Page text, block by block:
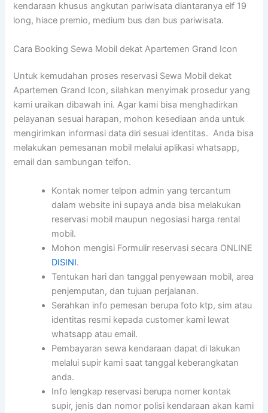
kendaraan khusus angkutan pariwisata diantaranya elf 19
long, hiace premio, medium bus dan bus pariwisata.
Cara Booking Sewa Mobil dekat Apartemen Grand Icon
Untuk kemudahan proses reservasi Sewa Mobil dekat
Apartemen Grand Icon, silahkan menyimak prosedur yang
kami uraikan dibawah ini. Agar kami bisa menghadirkan
pelayanan sesuai harapan, mohon kesediaan anda untuk
mengirimkan informasi data diri sesuai identitas. Anda bisa
melakukan pemesanan mobil melalui aplikasi whatsapp,
email dan sambungan telfon.
Kontak nomer telpon admin yang tercantum
dalam website ini supaya anda bisa melakukan
reservasi mobil maupun negosiasi harga rental
mobil.
Mohon mengisi Formulir reservasi secara ONLINE
DISINI.
Tentukan hari dan tanggal penyewaan mobil, area
penjemputan, dan tujuan perjalanan.
Serahkan info pemesan berupa foto ktp, sim atau
identitas resmi kepada customer kami lewat
whatsapp atau email.
Pembayaran sewa kendaraan dapat di lakukan
melalui supir kami saat tanggal keberangkatan
anda.
Info lengkap reservasi berupa nomer kontak
supir, jenis dan nomor polisi kendaraan akan kami